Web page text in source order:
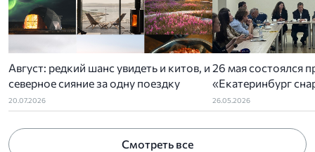
Август: редкий шанс увидеть и китов, и
северное сияние за одну поездку
20.07.2026
26 мая состоялся
«Екатеринбург
организованный
отделением РСТ-
ассоциацией
администрацией
26.05.2026
Смотреть все